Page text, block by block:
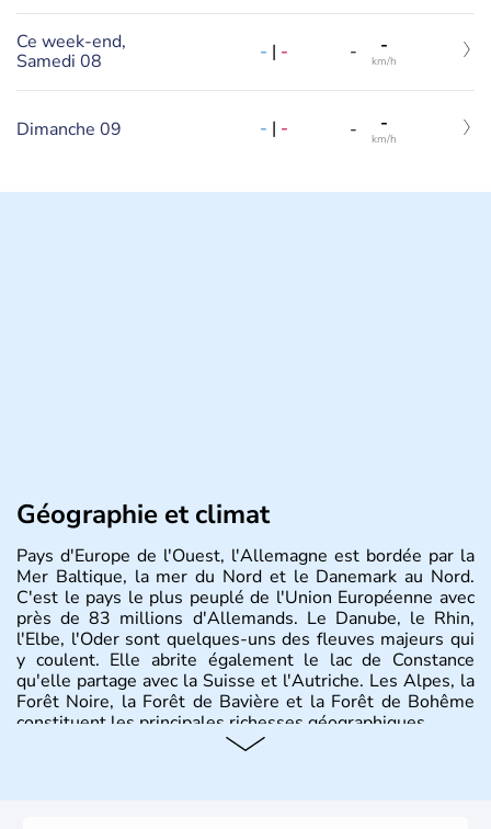
Ce week-end,
Samedi 08
- | - - -
km/h
Dimanche 09 - | - - -
km/h
Géographie et climat
Pays d'Europe de l'Ouest, l'Allemagne est bordée par la
Mer Baltique, la mer du Nord et le Danemark au Nord.
C'est le pays le plus peuplé de l'Union Européenne avec
près de 83 millions d'Allemands. Le Danube, le Rhin,
l'Elbe, l'Oder sont quelques-uns des fleuves majeurs qui
y coulent. Elle abrite également le lac de Constance
qu'elle partage avec la Suisse et l'Autriche. Les Alpes, la
Forêt Noire, la Forêt de Bavière et la Forêt de Bohême
constituent les principales richesses géographiques.